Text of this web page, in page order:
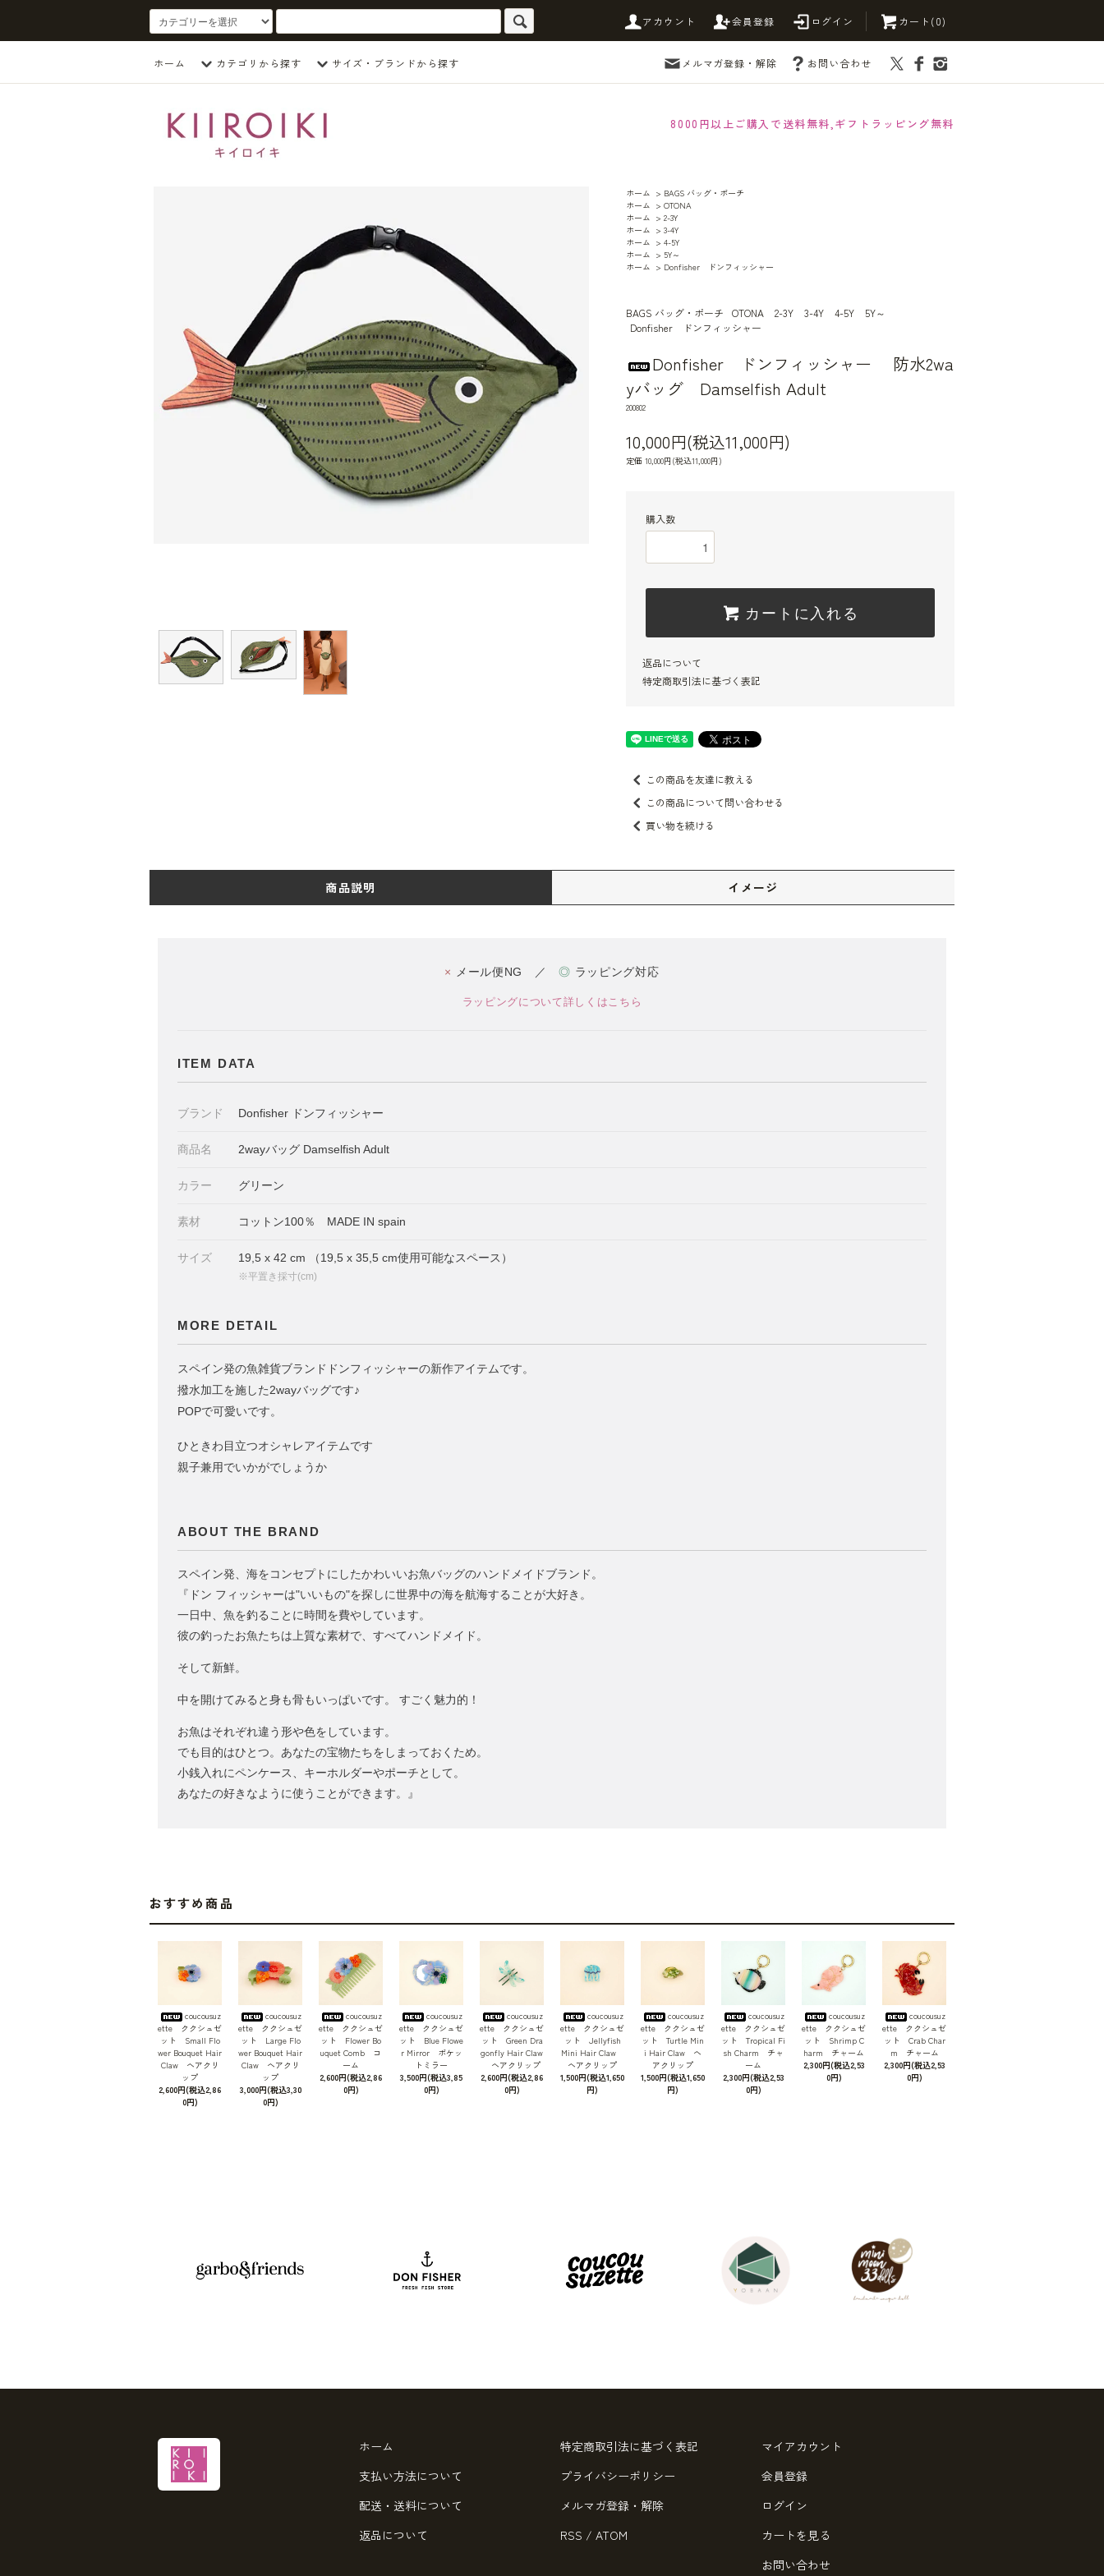
アカウント 会員登録 ログイン カート(0)
ホーム カテゴリから探す サイズ・ブランドから探す メルマガ登録・解除 お問い合わせ
8000円以上ご購入で送料無料,ギフトラッピング無料
ホーム > BAGS バッグ・ポーチ
ホーム > OTONA
ホーム > 2-3Y
ホーム > 3-4Y
ホーム > 4-5Y
ホーム > 5Y～
ホーム > Donfisher ドンフィッシャー
BAGS バッグ・ポーチ OTONA 2-3Y 3-4Y 4-5Y
5Y～
Donfisher ドンフィッシャー
Donfisher ドンフィッシャー 防水2wa
yバッグ Damselfish Adult
200802
10,000円(税込11,000円)
定価 10,000円(税込11,000円)
購入数
カートに入れる
返品について
特定商取引法に基づく表記
この商品を友達に教える
この商品について問い合わせる
買い物を続ける
商品説明 イメージ
× メール便NG ／◎ ラッピング対応
ラッピングについて詳しくはこちら
ITEM DATA
ブランド Donfisher ドンフィッシャー
商品名 2wayバッグ Damselfish Adult
カラー グリーン
素材 コットン100％ MADE IN spain
サイズ 19,5 x 42 cm （19,5 x 35,5 cm使用可能なスペース）
※平置き採寸(cm)
MORE DETAIL
スペイン発の魚雑貨ブランドドンフィッシャーの新作アイテムです。
撥水加工を施した2wayバッグです♪
POPで可愛いです。
ひときわ目立つオシャレアイテムです
親子兼用でいかがでしょうか
ABOUT THE BRAND
スペイン発、海をコンセプトにしたかわいいお魚バッグのハンドメイドブランド。
『ドン フィッシャーは"いいもの"を探しに世界中の海を航海することが大好き。
一日中、魚を釣ることに時間を費やしています。
彼の釣ったお魚たちは上質な素材で、すべてハンドメイド。
そして新鮮。
中を開けてみると身も骨もいっぱいです。 すごく魅力的！
お魚はそれぞれ違う形や色をしています。
でも目的はひとつ。あなたの宝物たちをしまっておくため。
小銭入れにペンケース、キーホルダーやポーチとして。
あなたの好きなように使うことができます。』
おすすめ商品
coucousuz
ette ククシュゼ
ット Small Flo
wer Bouquet Hair
Claw ヘアクリ
ップ
2,600円(税込2,86
0円)
coucousuz
ette ククシュゼ
ット Large Flo
wer Bouquet Hair
Claw ヘアクリ
ップ
3,000円(税込3,30
0円)
coucousuz
ette ククシュゼ
ット Flower Bo
uquet Comb コ
ーム
2,600円(税込2,86
0円)
coucousuz
ette ククシュゼ
ット Blue Flowe
r Mirror ポケッ
トミラー
3,500円(税込3,85
0円)
coucousuz
ette ククシュゼ
ット Green Dra
gonfly Hair Claw
ヘアクリップ
2,600円(税込2,86
0円)
coucousuz
ette ククシュゼ
ット Jellyfish
Mini Hair Claw
ヘアクリップ
1,500円(税込1,650
円)
coucousuz
ette ククシュゼ
ット Turtle Min
i Hair Claw ヘ
アクリップ
1,500円(税込1,650
円)
coucousuz
ette ククシュゼ
ット Tropical Fi
sh Charm チャ
ーム
2,300円(税込2,53
0円)
coucousuz
ette ククシュゼ
ット Shrimp C
harm チャーム
2,300円(税込2,53
0円)
coucousuz
ette ククシュゼ
ット Crab Char
m チャーム
2,300円(税込2,53
0円)
ホーム
支払い方法について
配送・送料について
返品について
特定商取引法に基づく表記
プライバシーポリシー
メルマガ登録・解除
RSS / ATOM
マイアカウント
会員登録
ログイン
カートを見る
お問い合わせ